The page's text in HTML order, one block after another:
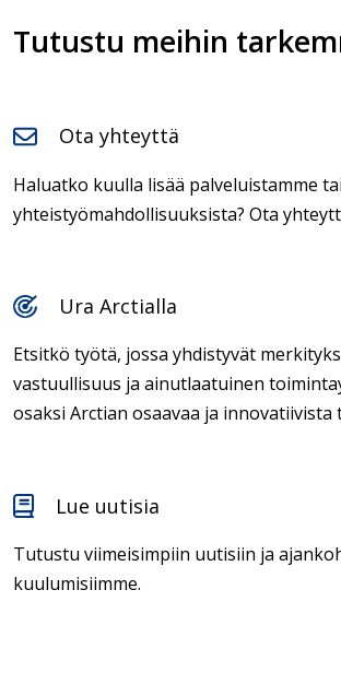
Tutustu meihin
Ota yhteyttä
Haluatko kuulla lisää palveluistamme tai
yhteistyömahdollisuuksista? Ota
Ura Arctialla
Etsitkö työtä, jossa yhdistyvät
vastuullisuus ja ainutlaatuinen
osaksi Arctian osaavaa ja innovatiivista
Lue uutisia
Tutustu viimeisimpiin uutisiin ja
kuulumisiimme.